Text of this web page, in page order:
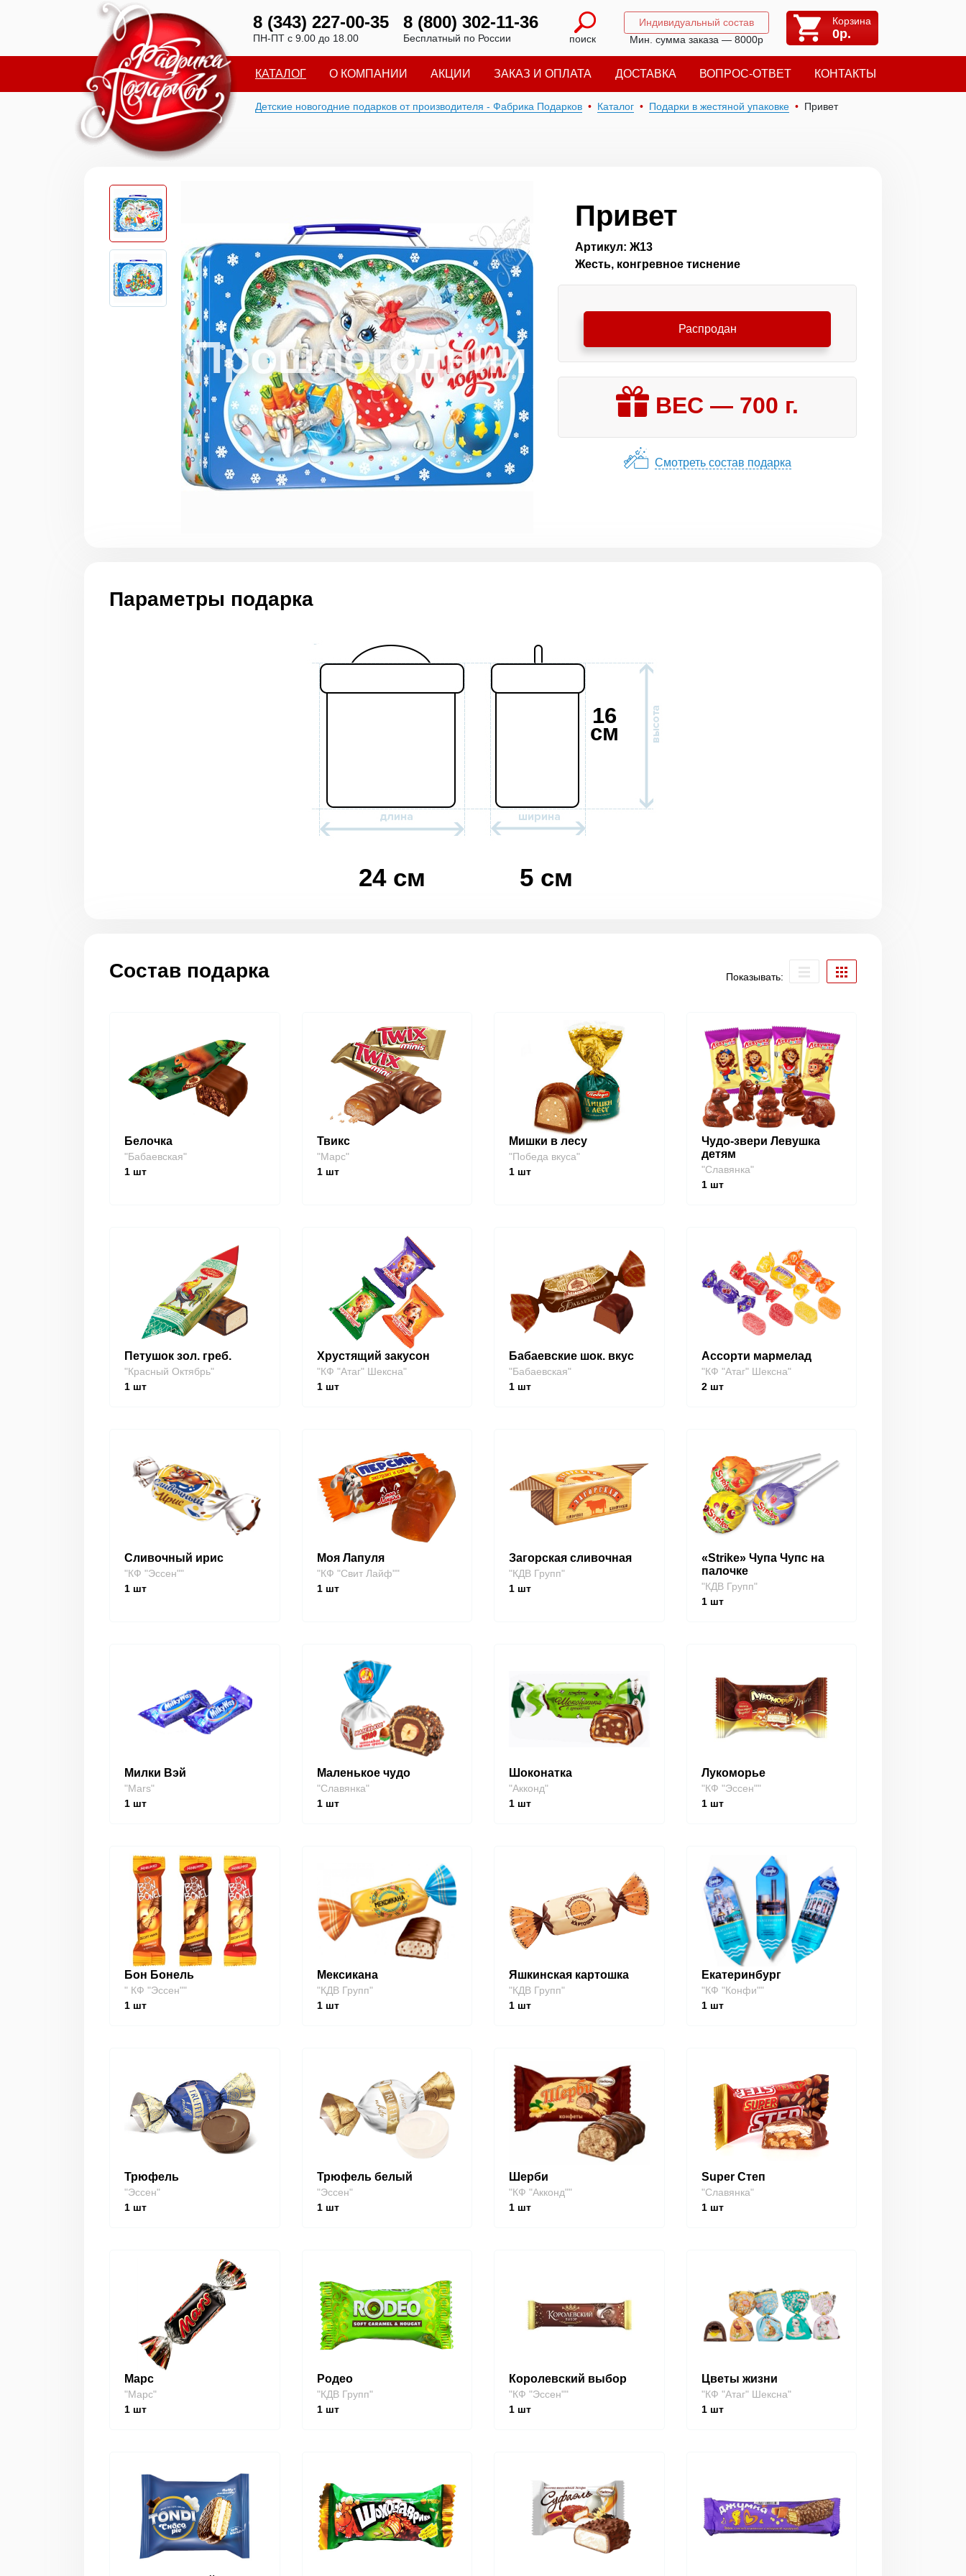
8 (343) 227-00-35
ПН-ПТ с 9.00 до 18.00
8 (800) 302-11-36
Бесплатный по России поиск
Индивидуальный состав
Мин. сумма заказа — 8000р
Корзина
0р.
КАТАЛОГ О КОМПАНИИ АКЦИИ ЗАКАЗ И ОПЛАТА ДОСТАВКА ВОПРОС-ОТВЕТ КОНТАКТЫ
Детские новогодние подарков от производителя - Фабрика Подарков Каталог Подарки в жестяной упаковке Привет
Привет
Артикул: Ж13
Жесть, конгревное тиснение
Распродан
ВЕС — 700 г.
Смотреть состав подарка
Параметры подарка
24 см 5 см
16
см
Состав подарка Показывать:
Белочка
"Бабаевская"
1 шт
Твикс
"Марс"
1шт
Мишки в лесу
"Победа вкуса"
1 шт
Чудо-звери Левушка
детям
"Славянка"
1шт
Петушок зол. греб.
"Красный Октябрь"
1 шт
Хрустящий закусон
"КФ "Атаг" Шексна"
1шт
Бабаевские шок. вкус
"Бабаевская"
1 шт
Ассорти мармелад
"КФ "Атаг" Шексна"
2шт
Сливочный ирис
"КФ "Эссен""
1 шт
Моя Лапуля
"КФ "Свит Лайф""
1шт
Загорская сливочная
"КДВ Групп"
1 шт
«Strike» Чупа Чупс на
палочке
"КДВ Групп"
1шт
Милки Вэй
"Mars"
1 шт
Маленькое чудо
"Славянка"
1шт
Шоконатка
"Акконд"
1 шт
Лукоморье
"КФ "Эссен""
1шт
Бон Бонель
" КФ "Эссен""
1 шт
Мексикана
"КДВ Групп"
1шт
Яшкинская картошка
"КДВ Групп"
1 шт
Екатеринбург
"КФ "Конфи""
1шт
Трюфель
"Эссен"
1 шт
Трюфель белый
"Эссен"
1шт
Шерби
"КФ "Акконд""
1 шт
Super Степ
"Славянка"
1шт
Марс
"Марс"
1 шт
Родео
"КДВ Групп"
1шт
Королевский выбор
"КФ "Эссен""
1 шт
Цветы жизни
"КФ "Атаг" Шексна"
1шт